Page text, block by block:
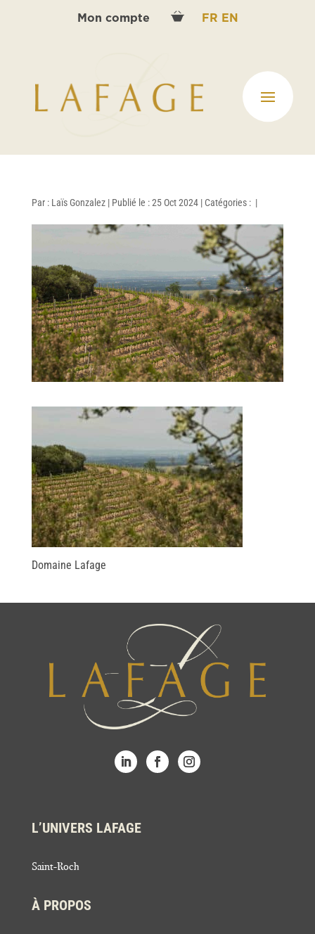
Mon compte FR EN
Par : Laïs Gonzalez | Publié le : 25 Oct 2024 | Catégories : |
Domaine Lafage
L’UNIVERS LAFAGE
Saint-Roch
À PROPOS